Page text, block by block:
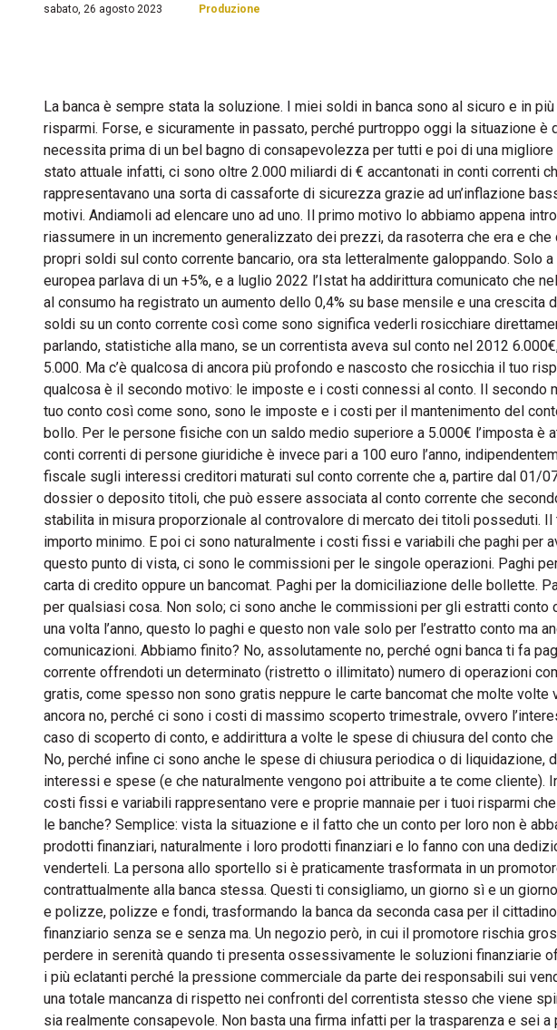
sabato, 26 agosto 2023
Produzione
La banca è sempre stata la soluzione. I miei soldi in banca sono al sicuro e in
risparmi. Forse, e sicuramente in passato, perché purtroppo oggi la situazione
necessita prima di un bel bagno di consapevolezza per tutti e poi di una
stato attuale infatti, ci sono oltre 2.000 miliardi di € accantonati in conti correnti
rappresentavano una sorta di cassaforte di sicurezza grazie ad un’inflazione
motivi. Andiamoli ad elencare uno ad uno. Il primo motivo lo abbiamo appena
riassumere in un incremento generalizzato dei prezzi, da rasoterra che era e
propri soldi sul conto corrente bancario, ora sta letteralmente galoppando. Solo
europea parlava di un +5%, e a luglio 2022 l’Istat ha addirittura comunicato che
al consumo ha registrato un aumento dello 0,4% su base mensile e una crescita
soldi su un conto corrente così come sono significa vederli rosicchiare
parlando, statistiche alla mano, se un correntista aveva sul conto nel 2012
5.000. Ma c’è qualcosa di ancora più profondo e nascosto che rosicchia il tuo
qualcosa è il secondo motivo: le imposte e i costi connessi al conto. Il
tuo conto così come sono, sono le imposte e i costi per il mantenimento del
bollo. Per le persone fisiche con un saldo medio superiore a 5.000€ l’imposta è
conti correnti di persone giuridiche è invece pari a 100 euro l’anno,
fiscale sugli interessi creditori maturati sul conto corrente che a, partire dal 01/
dossier o deposito titoli, che può essere associata al conto corrente che
stabilita in misura proporzionale al controvalore di mercato dei titoli posseduti.
importo minimo. E poi ci sono naturalmente i costi fissi e variabili che paghi per
questo punto di vista, ci sono le commissioni per le singole operazioni. Paghi
carta di credito oppure un bancomat. Paghi per la domiciliazione delle bollette.
per qualsiasi cosa. Non solo; ci sono anche le commissioni per gli estratti conto
una volta l’anno, questo lo paghi e questo non vale solo per l’estratto conto ma
comunicazioni. Abbiamo finito? No, assolutamente no, perché ogni banca ti fa
corrente offrendoti un determinato (ristretto o illimitato) numero di operazioni
gratis, come spesso non sono gratis neppure le carte bancomat che molte volte
ancora no, perché ci sono i costi di massimo scoperto trimestrale, ovvero
caso di scoperto di conto, e addirittura a volte le spese di chiusura del conto
No, perché infine ci sono anche le spese di chiusura periodica o di
interessi e spese (e che naturalmente vengono poi attribuite a te come cliente).
costi fissi e variabili rappresentano vere e proprie mannaie per i tuoi risparmi
le banche? Semplice: vista la situazione e il fatto che un conto per loro non è
prodotti finanziari, naturalmente i loro prodotti finanziari e lo fanno con una
venderteli. La persona allo sportello si è praticamente trasformata in un
contrattualmente alla banca stessa. Questi ti consigliamo, un giorno sì e un
e polizze, polizze e fondi, trasformando la banca da seconda casa per il
finanziario senza se e senza ma. Un negozio però, in cui il promotore rischia
perdere in serenità quando ti presenta ossessivamente le soluzioni finanziarie
i più eclatanti perché la pressione commerciale da parte dei responsabili sui
una totale mancanza di rispetto nei confronti del correntista stesso che viene
sia realmente consapevole. Non basta una firma infatti per la trasparenza e sei